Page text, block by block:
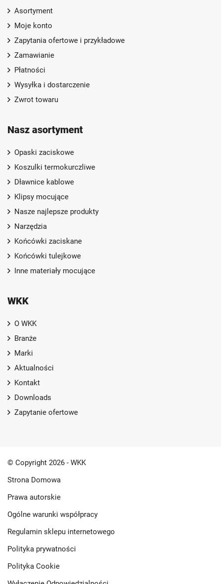
Asortyment
Moje konto
Zapytania ofertowe i przykładowe
Zamawianie
Płatności
Wysyłka i dostarczenie
Zwrot towaru
Nasz asortyment
Opaski zaciskowe
Koszulki termokurczliwe
Dławnice kablowe
Klipsy mocujące
Nasze najlepsze produkty
Narzędzia
Końcówki zaciskane
Końcówki tulejkowe
Inne materiały mocujące
WKK
O WKK
Branże
Marki
Aktualności
Kontakt
Downloads
Zapytanie ofertowe
© Copyright 2026 - WKK
Strona Domowa
Prawa autorskie
Ogólne warunki współpracy
Regulamin sklepu internetowego
Polityka prywatności
Polityka Cookie